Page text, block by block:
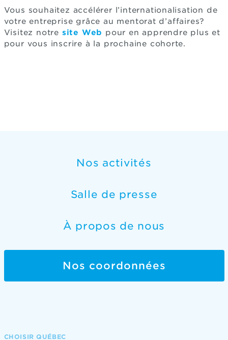
Vous souhaitez accélérer l’internationalisation de
votre entreprise grâce au mentorat d’affaires?
Visitez notre site Web pour en apprendre plus et
pour vous inscrire à la prochaine cohorte.
Nos activités
Salle de presse
À propos de nous
Nos coordonnées
CHOISIR QUÉBEC